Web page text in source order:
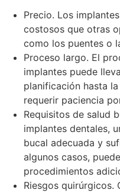
Precio. Los
costosos que otras
como los puentes o
Proceso largo. El
implantes puede
planificación hasta
requerir paciencia
Requisitos de salud
implantes dentales,
bucal adecuada y
algunos casos,
procedimientos
Riesgos quirúrgicos.